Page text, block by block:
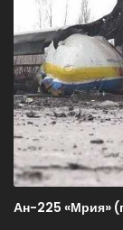
Ан-225 «Мрия»